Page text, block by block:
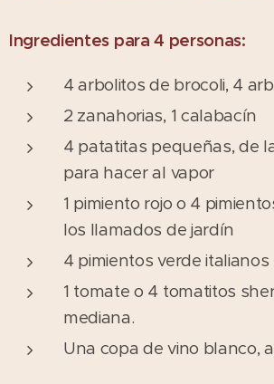
Ingredientes para 4 personas:
4 arbolitos de brocoli, 4
2 zanahorias, 1 calabacín
4 patatitas pequeñas, de
para hacer al vapor
1 pimiento rojo o 4
los llamados de jardín
4 pimientos verde italianos
1 tomate o 4 tomatitos
mediana.
Una copa de vino blanco,